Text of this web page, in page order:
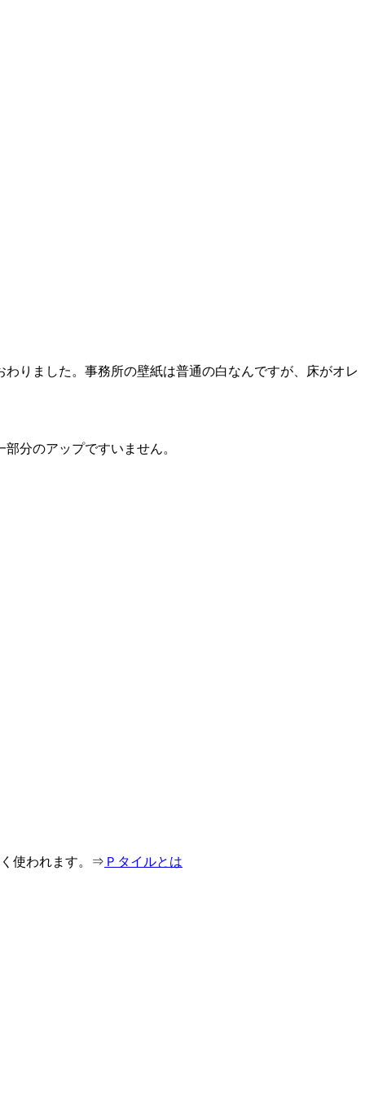
りました。事務所の壁紙は普通の白なんですが、床がオレ
分のアップですいません。
く使われます。⇒ Ｐタイルとは